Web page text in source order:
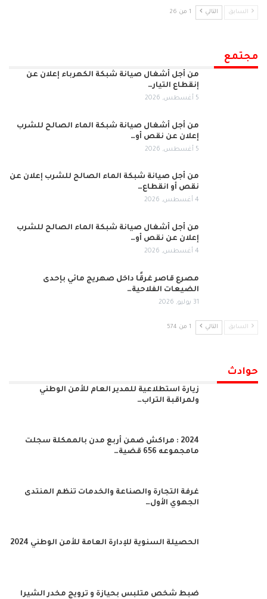
السابق التالي 1 من 26
مجتمع
من أجل أشغال صيانة شبكة الكهرباء إعلان عن
إنقطاع التيار…
5 أغسطس, 2026
من أجل أشغال صيانة شبكة الماء الصالح للشرب
إعلان عن نقص أو…
5 أغسطس, 2026
من أجل صيانة شبكة الماء الصالح للشرب إعلان عن
نقص أو انقطاع…
4 أغسطس, 2026
من أجل أشغال صيانة شبكة الماء الصالح للشرب
إعلان عن نقص أو…
4 أغسطس, 2026
مصرع قاصر غرقًا داخل صهريج مائي بإحدى
الضيعات الفلاحية…
31 يوليو, 2026
السابق التالي 1 من 574
حوادث
زيارة استطلاعية للمدير العام للأمن الوطني
ولمراقبة التراب…
2024 : مراكش ضمن أربع مدن بالممكلة سجلت
مامجموعه 656 قضية…
غرفة التجارة والصناعة والخدمات تنظم المنتدى
الجهوي الأول…
الحصيلة السنوية للإدارة العامة للأمن الوطني 2024
ضبط شخص متلبس بحيازة و ترويج مخدر الشيرا